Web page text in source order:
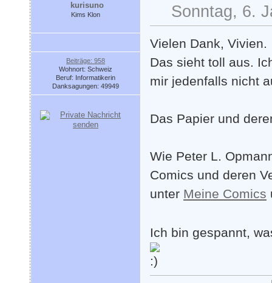
kurisuno
Kims Klon
Beiträge: 958
Wohnort: Schweiz
Beruf: Informatikerin
Danksagungen: 49949
Sonntag, 6.
Vielen Dank, Vivien.
Das sieht toll aus.
mir jedenfalls nicht
Das Papier und
Wie Peter L.
Comics und deren
unter Meine Comics
Ich bin gespannt,